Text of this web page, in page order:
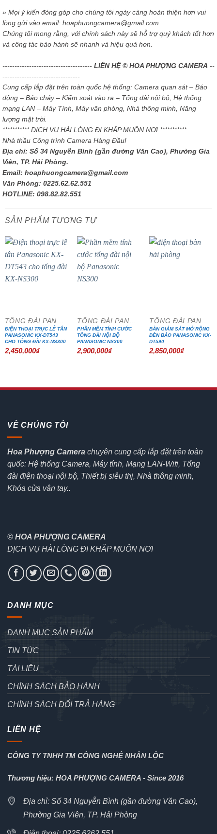
» Mọi ý kiến đóng góp cho chúng tôi ngày càng hoàn thiện hơn vui
lòng gửi vào email: hoaphuongcamera@gmail.com
Chúng tôi mong rằng, với chính sách này sẽ hỗ trợ quý khách tốt hơn
và công tác bảo hành sẽ nhanh và hiệu quả hơn.
------------------------------------- LIÊN HỆ © HOA PHƯỢNG CAMERA --
--------------------------------
Cung cấp lắp đặt trên toàn quốc hệ thống: Camera quan sát – Báo
động – Báo cháy – Kiểm soát vào ra – Tổng đài nội bộ, Hệ thống
mạng LAN – Máy Tính, Máy văn phòng, Nhà thông minh, Năng
lượng mặt trời.
*********** DỊCH VỤ HÀI LÒNG ĐI KHẮP MUÔN NƠI ***********
Nhà thầu Công trình Camera Hàng Đầu!
Địa chỉ: Số 34 Nguyễn Bình (gần đường Văn Cao), Phường Gia
Viên, TP. Hải Phòng.
Email: hoaphuongcamera@gmail.com
Văn Phòng: 0225.62.62.551
HOTLINE: 098.82.82.551
SẢN PHẨM TƯƠNG TỰ
ĐIỆN THOẠI TRỰC LỄ TÂN
PANASONIC KX-DT543
CHO TỔNG ĐÀI KX-NS300
2,450,000₫
PHẦN MỀM TÍNH CƯỚC
TỔNG ĐÀI NỘI BỘ
PANASONIC NS300
2,900,000₫
BÀN GIÁM SÁT MỞ RỘNG
ĐÈN BÁO PANASONIC KX-
DT590
2,850,000₫
VỀ CHÚNG TÔI
Hoa Phượng Camera chuyên cung cấp lắp đặt trên toàn
quốc: Hệ thống Camera, Máy tính, Mạng LAN-Wifi, Tổng
đài điện thoại nội bộ, Thiết bị siêu thị, Nhà thông minh,
Khóa cửa vân tay..
© HOA PHƯỢNG CAMERA
DỊCH VỤ HÀI LÒNG ĐI KHẮP MUÔN NƠI
DANH MỤC
DANH MỤC SẢN PHẨM
TIN TỨC
TÀI LIỆU
CHÍNH SÁCH BẢO HÀNH
CHÍNH SÁCH ĐỔI TRẢ HÀNG
LIÊN HỆ
CÔNG TY TNHH TM CÔNG NGHỆ NHÂN LỘC
Thương hiệu: HOA PHƯỢNG CAMERA - Since 2016
Địa chỉ: Số 34 Nguyễn Bình (gần đường Văn Cao),
Phường Gia Viên, TP. Hải Phòng